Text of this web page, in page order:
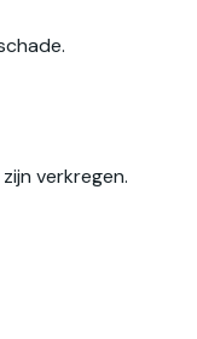
verkregen.